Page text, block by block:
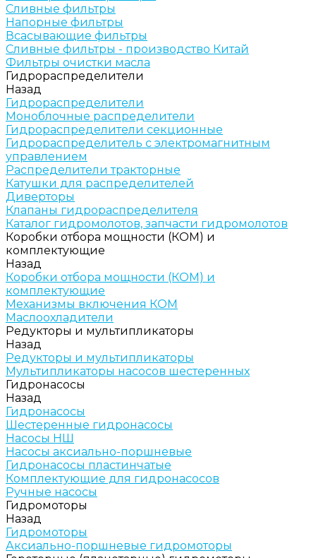
Сливные фильтры
Напорные фильтры
Всасывающие фильтры
Сливные фильтры - производство Китай
Фильтры очистки масла
Гидрораспределители
Назад
Гидрораспределители
Моноблочные распределители
Гидрораспределители секционные
Гидрораспределитель с электромагнитным
управлением
Распределители тракторные
Катушки для распределителей
Диверторы
Клапаны гидрораспределителя
Каталог гидромолотов, запчасти гидромолотов
Коробки отбора мощности (КОМ) и
комплектующие
Назад
Коробки отбора мощности (КОМ) и
комплектующие
Механизмы включения КОМ
Маслоохладители
Редукторы и мультипликаторы
Назад
Редукторы и мультипликаторы
Мультипликаторы насосов шестеренных
Гидронасосы
Назад
Гидронасосы
Шестеренные гидронасосы
Насосы НШ
Насосы аксиально-поршневые
Гидронасосы пластинчатые
Комплектующие для гидронасосов
Ручные насосы
Гидромоторы
Назад
Гидромоторы
Аксиально-поршневые гидромоторы